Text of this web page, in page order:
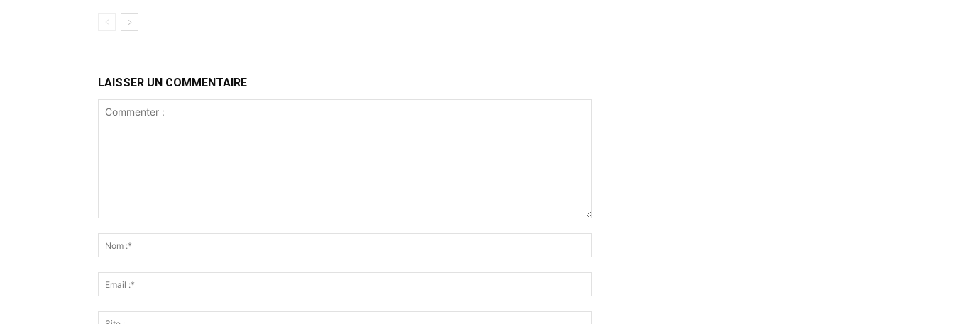
LAISSER UN COMMENTAIRE